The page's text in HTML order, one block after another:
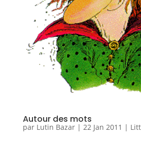
Autour des mots
par Lutin Bazar| 22 Jan 2011 |